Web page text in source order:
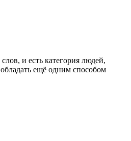
и есть категория людей,
ещё одним способом